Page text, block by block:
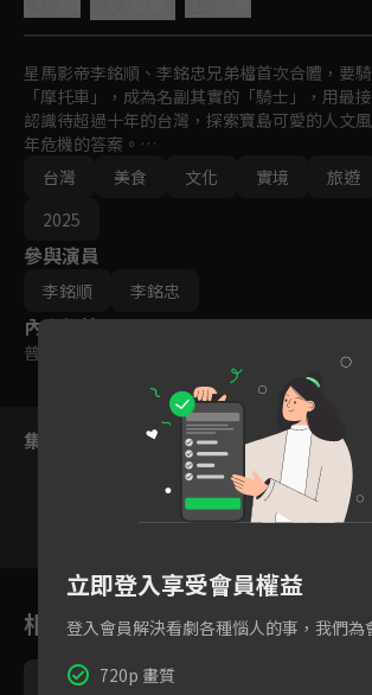
星馬影帝李銘順、李銘忠兄弟檔首次合體，要
「摩托車」，成為名副其實的「騎士」，用最
認識待超過十年的台灣，探索寶島可愛的人文
年危機的答案。
文化的碰撞與衝擊、親身體驗與生活，用美食
是一場最有挑戰、最有深度、最溫暖的硬漢之旅
台灣
美食 文化 實境 旅遊
2025
參與演員
李銘順 李銘忠
內容標籤
普遍級
集數列表
2 3
相關花絮
立即登入享受會員權益
登入會員解決看劇各種惱人的事，我們為
720p 畫質